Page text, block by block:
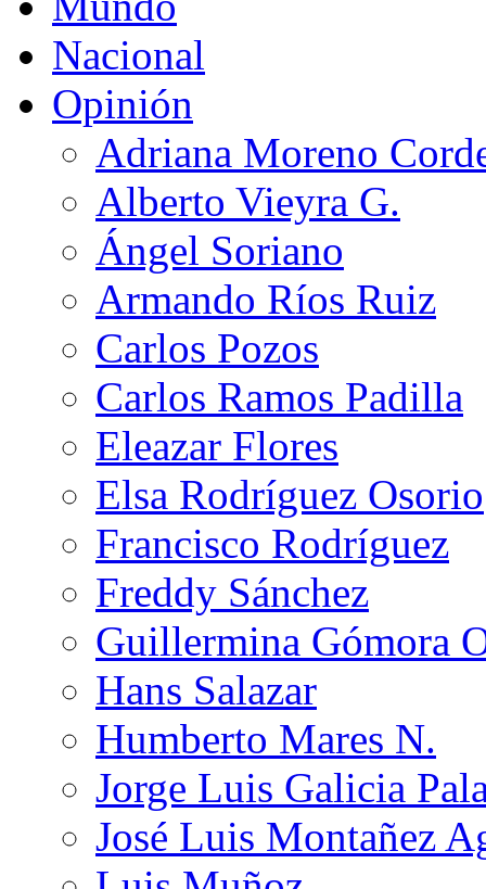
Nacional
Opinión
Adriana Moreno
Alberto Vieyra G.
Ángel Soriano
Armando Ríos Ruiz
Carlos Pozos
Carlos Ramos Padilla
Eleazar Flores
Elsa Rodríguez Osorio
Francisco Rodríguez
Freddy Sánchez
Guillermina Gómora
Hans Salazar
Humberto Mares N.
Jorge Luis Galicia
José Luis Montañez